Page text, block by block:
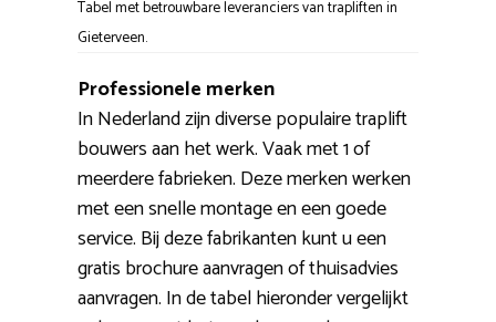
Tabel met betrouwbare leveranciers van trapliften in
Gieterveen.
Professionele merken
In Nederland zijn diverse populaire traplift
bouwers aan het werk. Vaak met 1 of
meerdere fabrieken. Deze merken werken
met een snelle montage en een goede
service. Bij deze fabrikanten kunt u een
gratis brochure aanvragen of thuisadvies
aanvragen. In de tabel hieronder vergelijkt